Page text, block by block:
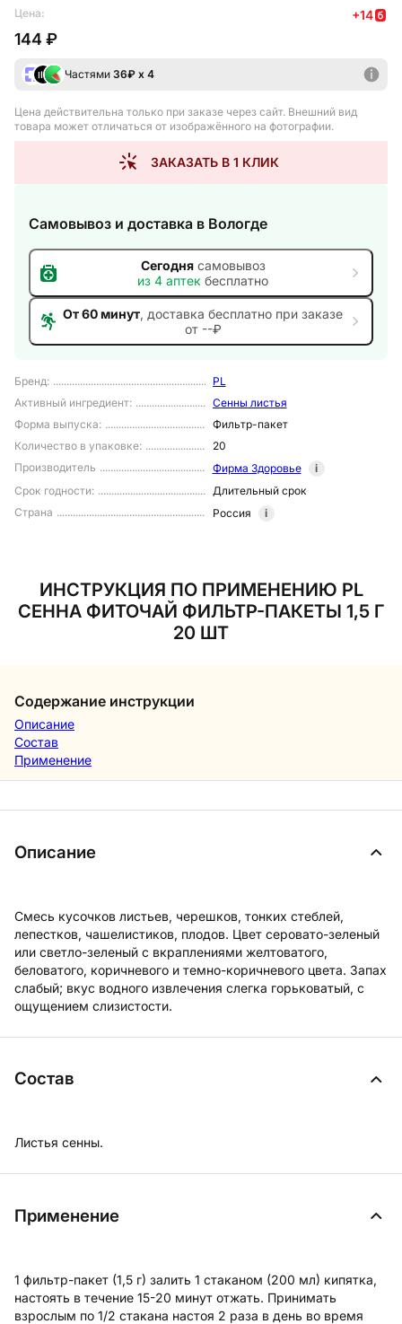
Бренд:
PL
Активный ингредиент:
Сенны листья
Форма выпуска:
Фильтр-пакет
Количество в упаковке:
20
Производитель
Фирма Здоровье
i
Срок годности:
Длительный срок
Страна
Россия i
Цена: +14
144 ₽
Частями 36₽ х 4
Цена действительна только при заказе через сайт. Внешний вид
товара может отличаться от изображённого на фотографии.
ЗАКАЗАТЬ В 1 КЛИК
Самовывоз и доставка в Вологде
Сегоднясамовывоз
из 4 аптек бесплатно
От 60 минут, доставка бесплатно при заказе
от --₽
ИНСТРУКЦИЯ ПО ПРИМЕНЕНИЮ PL
СЕННА ФИТОЧАЙ ФИЛЬТР-ПАКЕТЫ 1,5 Г
20 ШТ
Содержание инструкции
Описание
Состав
Применение
Описание
Смесь кусочков листьев, черешков, тонких стеблей,
лепестков, чашелистиков, плодов. Цвет серовато-зеленый
или светло-зеленый с вкраплениями желтоватого,
беловатого, коричневого и темно-коричневого цвета. Запах
слабый; вкус водного извлечения слегка горьковатый, с
ощущением слизистости.
Состав
Листья сенны.
Применение
1 фильтр-пакет (1,5 г) залить 1 стаканом (200 мл) кипятка,
настоять в течение 15-20 минут отжать. Принимать
взрослым по 1/2 стакана настоя 2 раза в день во время